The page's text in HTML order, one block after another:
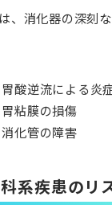
、消化器の深刻
酸逆流による炎
粘膜の損傷
化管の障害
系疾患のリ